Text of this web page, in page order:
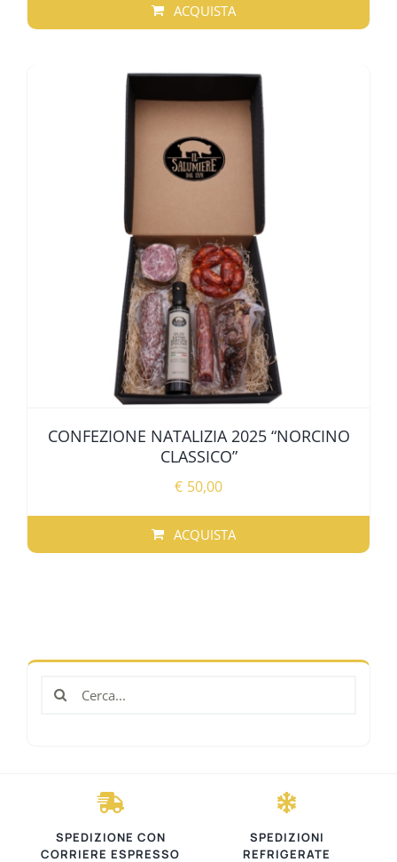
ACQUISTA
CONFEZIONE NATALIZIA 2025 “NORCINO
CLASSICO”
€ 50,00
ACQUISTA
Cerca
per:
SPEDIZIONE CON
CORRIERE ESPRESSO
SPEDIZIONI
REFRIGERATE